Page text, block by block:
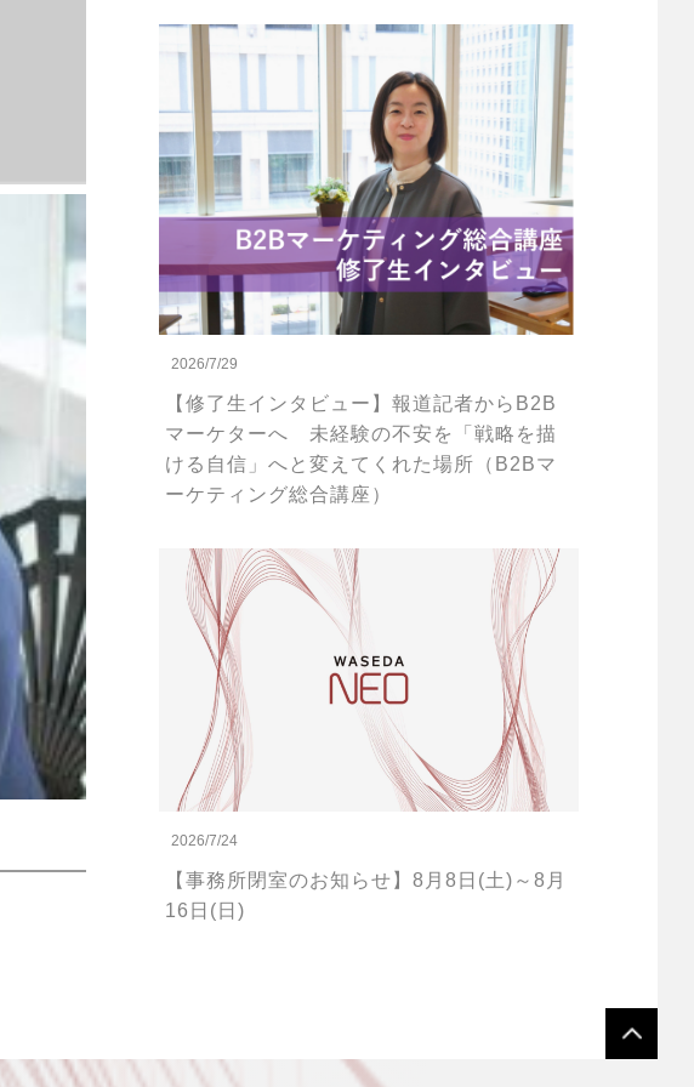
2026/7/29
【修了生インタビュー】報道記者からB2B
マーケターへ 未経験の不安を「戦略を描
ける自信」へと変えてくれた場所（B2Bマ
ーケティング総合講座）
2026/7/24
【事務所閉室のお知らせ】8月8日(土)～8月
16日(日)